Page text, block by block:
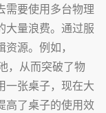
需要使用多台物理
大量浪费。通过服
源。例如，
，从而突破了物
一张桌子，现在大
高了桌子的使用效